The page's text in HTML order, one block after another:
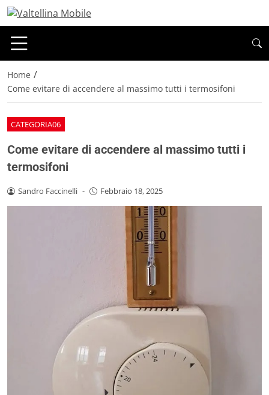
Home /
Come evitare di accendere al massimo tutti i termosifoni
CATEGORIA06
Come evitare di accendere al massimo tutti i
termosifoni
Sandro Faccinelli - Febbraio 18, 2025